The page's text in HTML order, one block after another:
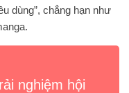
dùng”, chẳng hạn như
nghiệm hội